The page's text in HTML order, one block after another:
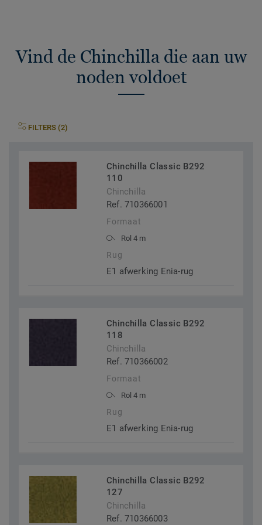
Vind de Chinchilla die aan uw
noden voldoet
FILTERS (2)
Chinchilla Classic B292
110
Chinchilla
Ref. 710366001
Formaat
Rol 4 m
Rug
E1 afwerking Enia-rug
Chinchilla Classic B292
118
Chinchilla
Ref. 710366002
Formaat
Rol 4 m
Rug
E1 afwerking Enia-rug
Chinchilla Classic B292
127
Chinchilla
Ref. 710366003